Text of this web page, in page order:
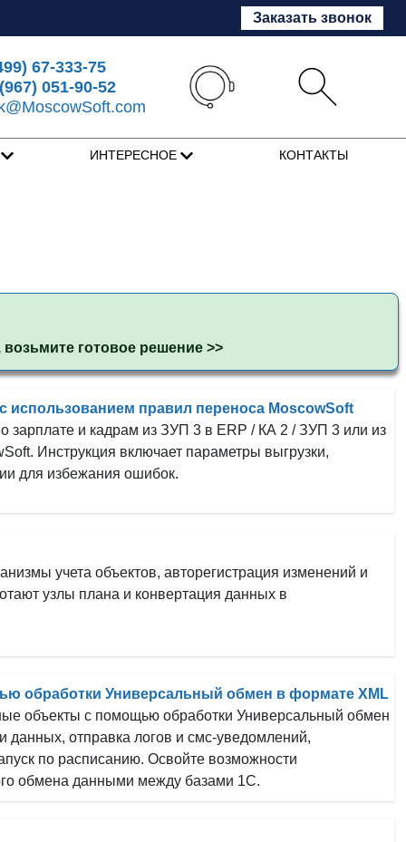
Заказать звонок
67-333-75
051-90-52
ИНТЕРЕСНОЕ КОНТАКТЫ
готовое решение>>
правил переноса MoscowSoft
зарплате и кадрам из ЗУП 3 в ERP / КА 2 / ЗУП 3 или из
Инструкция включает параметры выгрузки,
для избежания ошибок.
учета объектов, авторегистрация изменений и
узлы плана и конвертация данных в
обработки Универсальный обмен в формате XML
объекты с помощью обработки Универсальный обмен
отправка логов и смс-уведомлений,
по расписанию. Освойте возможности
обмена данными между базами 1С.